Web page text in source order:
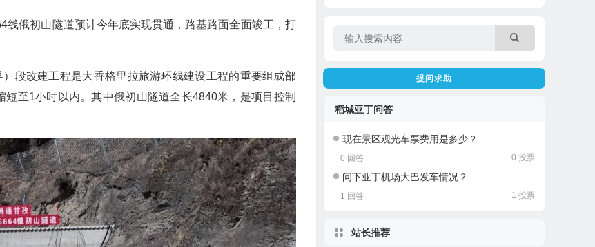
俄初山隧道预计今年底实现贯通，路基路面全面竣工，打
段改建工程是大香格里拉旅游环线建设工程的重要组成部
至1小时以内。其中俄初山隧道全长4840米，是项目控制
提问求助
稻城亚丁问答
现在景区观光车票费用是多少？
0 回答 0 投票
问下亚丁机场大巴发车情况？
1 回答 1 投票
站长推荐